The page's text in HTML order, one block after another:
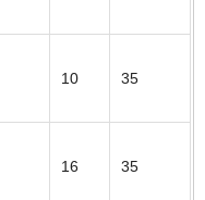
10 35
16 35